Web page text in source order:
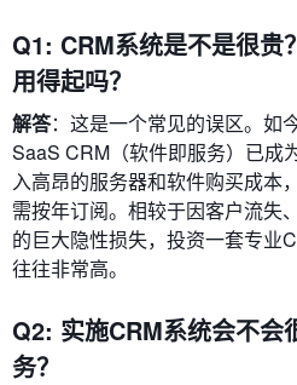
Q1: CRM系统是不是很贵
用得起吗？
解答：这是一个常见的误区。如
SaaS CRM（软件即服务）已成
入高昂的服务器和软件购买成本
需按年订阅。相较于因客户流失
的巨大隐性损失，投资一套专业
往往非常高。
Q2: 实施CRM系统会不会
务？